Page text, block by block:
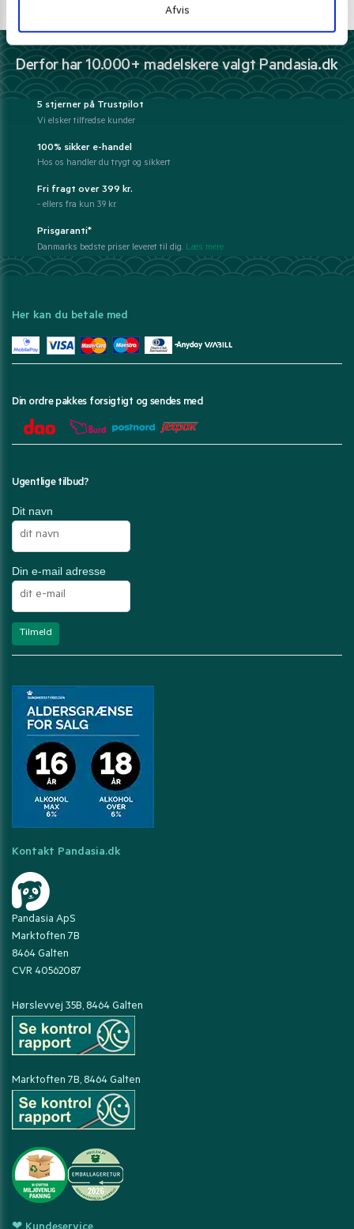
Afvis
kundeservice@pandasia.dk
Derfor har 10.000+ madelskere valgt Pandasia.dk
5 stjerner på Trustpilot
Vi elsker tilfredse kunder
100% sikker e-handel
Hos os handler du trygt og sikkert
Fri fragt over 399 kr.
- ellers fra kun 39 kr.
Prisgaranti*
Danmarks bedste priser leveret til dig. Læs mere
Her kan du betale med
Din ordre pakkes forsigtigt og sendes med
Ugentlige tilbud?
Dit navn
Din e-mail adresse
Kontakt Pandasia.dk
Pandasia ApS
Marktoften 7B
8464 Galten
CVR 40562087
Hørslevvej 35B, 8464 Galten
Marktoften 7B, 8464 Galten